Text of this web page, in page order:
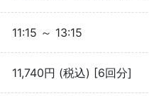
11:15 ～ 13:15
11,740円 (税込) [6回分]